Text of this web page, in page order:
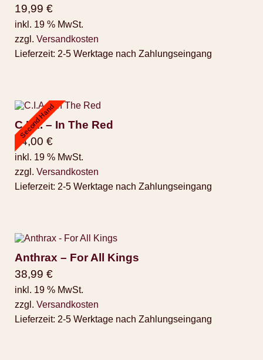
19,99 €
inkl. 19 % MwSt.
zzgl. Versandkosten
Lieferzeit: 2-5 Werktage nach Zahlungseingang
Second Hand
C.I.A. – In The Red
14,00 €
inkl. 19 % MwSt.
zzgl. Versandkosten
Lieferzeit: 2-5 Werktage nach Zahlungseingang
Anthrax – For All Kings
38,99 €
inkl. 19 % MwSt.
zzgl. Versandkosten
Lieferzeit: 2-5 Werktage nach Zahlungseingang